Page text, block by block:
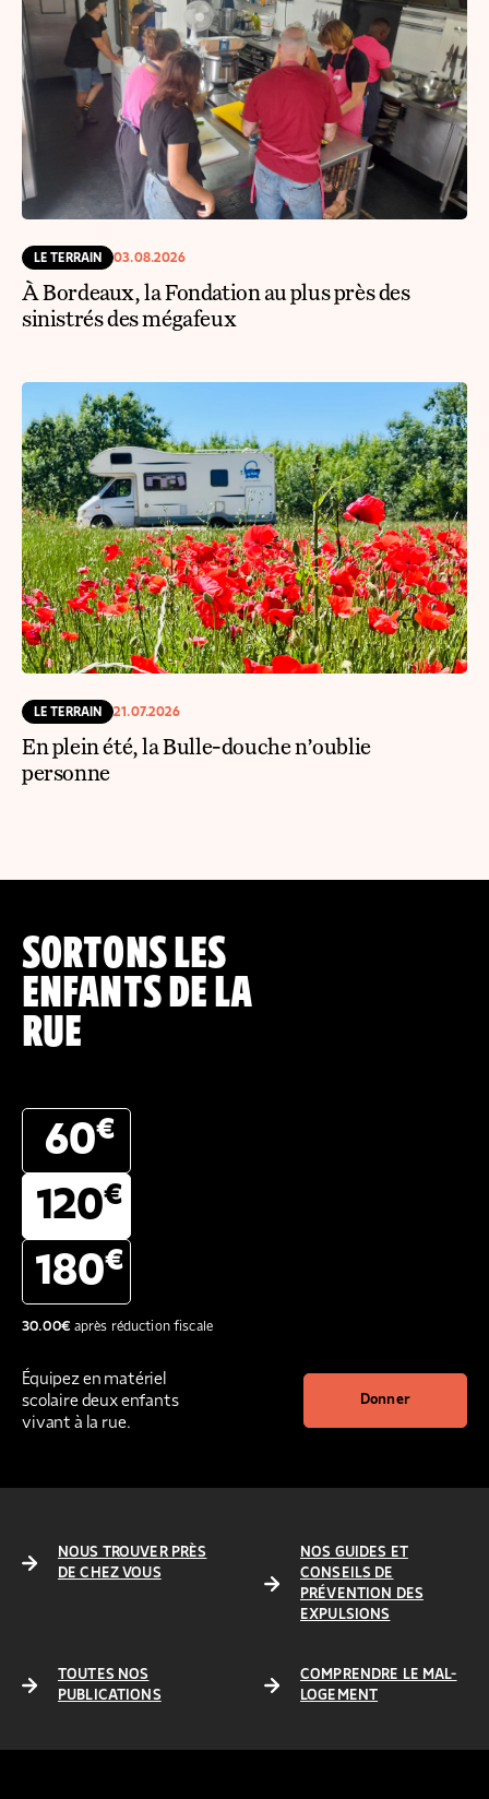
LE TERRAIN 03.08.2026
À Bordeaux, la Fondation au plus près des
sinistrés des mégafeux
LE TERRAIN 21.07.2026
En plein été, la Bulle-douche n’oublie
personne
SORTONS LES
ENFANTS DE LA
RUE
60€
120€
180€
30.00€après réduction fiscale
Équipez en matériel
scolaire deux enfants
vivant à la rue.
Donner
NOUS TROUVER PRÈS
DE CHEZ VOUS
NOS GUIDES ET
CONSEILS DE
PRÉVENTION DES
EXPULSIONS
TOUTES NOS
PUBLICATIONS
COMPRENDRE LE MAL-
LOGEMENT